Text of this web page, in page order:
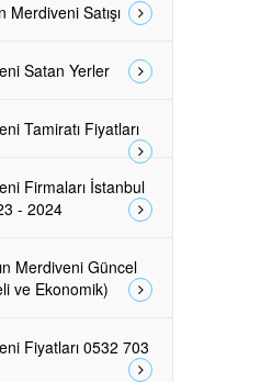
Merdiveni Satışı
Satan Yerler
Tamiratı Fiyatları
Firmaları İstanbul
- 2024
Merdiveni Güncel
ve Ekonomik)
Fiyatları 0532 703